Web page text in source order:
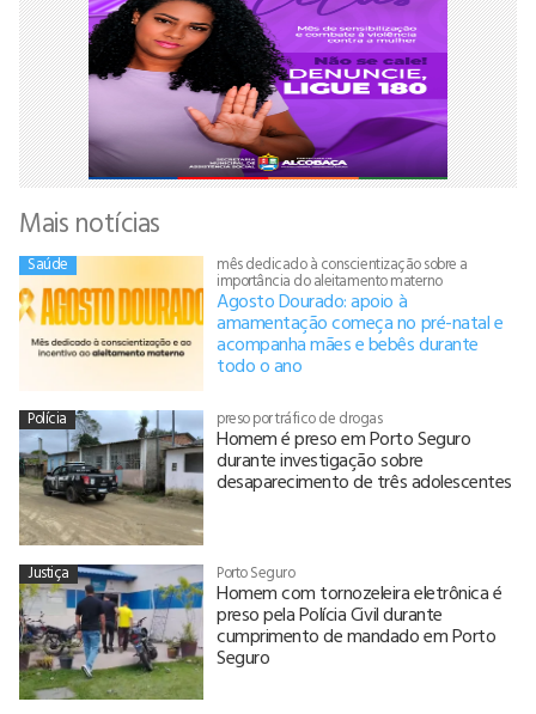
Mais notícias
Saúde mês dedicado à conscientização sobre a
importância do aleitamento materno
Agosto Dourado: apoio à
amamentação começa no pré-natal e
acompanha mães e bebês durante
todo o ano
Polícia preso por tráfico de drogas
Homem é preso em Porto Seguro
durante investigação sobre
desaparecimento de três adolescentes
Justiça Porto Seguro
Homem com tornozeleira eletrônica é
preso pela Polícia Civil durante
cumprimento de mandado em Porto
Seguro